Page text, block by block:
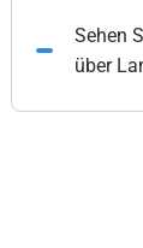
Sehen
über